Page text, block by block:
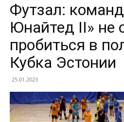
Футзал:
Юнайтед II» не
пробиться в
Кубка Эстонии
25.01.2023